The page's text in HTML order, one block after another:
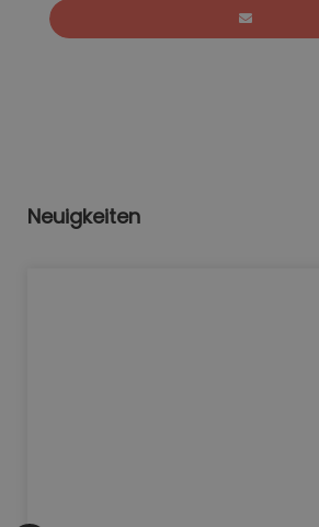
Neuigkeiten